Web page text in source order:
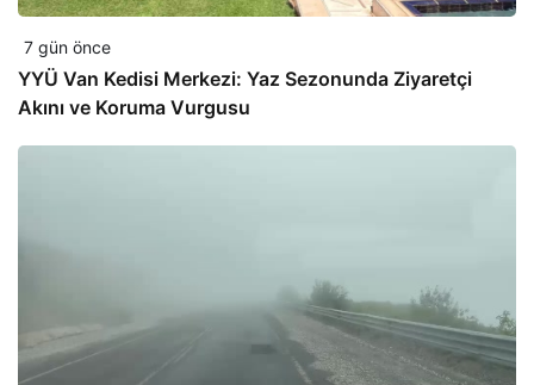
7 gün önce
YYÜ Van Kedisi Merkezi: Yaz Sezonunda Ziyaretçi
Akını ve Koruma Vurgusu